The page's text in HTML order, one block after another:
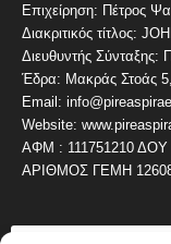
Επιχείρηση: Πέτρος
Διακριτικός τίτλος:
Διευθυντής Σύνταξης:
Έδρα: Μακράς Στοάς 5,
Email:
Website:
ΑΦΜ : 111751210
ΑΡΙΘΜΟΣ ΓΕΜΗ